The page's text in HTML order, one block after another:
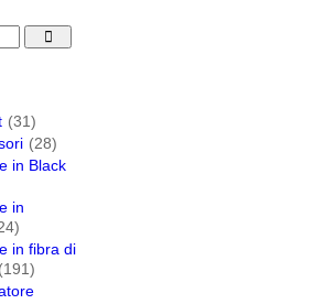
(31)
(28)
in Black
in
in fibra di
(191)